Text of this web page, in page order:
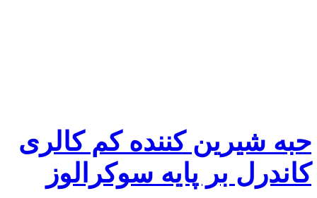
حبه شیرین کننده کم کالری
کاندرل بر پایه سوکرالوز